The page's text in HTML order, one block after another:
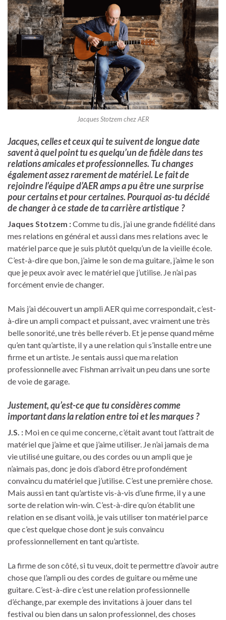
Jacques Stotzem chez AER
Jacques, celles et ceux qui te suivent de longue date
savent à quel point tu es quelqu’un de fidèle dans tes
relations amicales et professionnelles. Tu changes
également assez rarement de matériel. Le fait de
rejoindre l’équipe d’AER amps a pu être une surprise
pour certains et pour certaines. Pourquoi as-tu décidé
de changer à ce stade de ta carrière artistique ?
Jaques Stotzem :Comme tu dis, j’ai une grande fidélité dans
mes relations en général et aussi dans mes relations avec le
matériel parce que je suis plutôt quelqu’un de la vieille école.
C’est-à-dire que bon, j’aime le son de ma guitare, j’aime le son
que je peux avoir avec le matériel que j’utilise. Je n’ai pas
forcément envie de changer.
Mais j’ai découvert un ampli AER qui me correspondait, c’est-
à-dire un ampli compact et puissant, avec vraiment une très
belle sonorité, une très belle réverb. Et je pense quand même
qu’en tant qu’artiste, il y a une relation qui s’installe entre une
firme et un artiste. Je sentais aussi que ma relation
professionnelle avec Fishman arrivait un peu dans une sorte
de voie de garage.
Justement, qu’est-ce que tu considères comme
important dans la relation entre toi et les marques ?
J.S. : Moi en ce qui me concerne, c’était avant tout l’attrait de
matériel que j’aime et que j’aime utiliser. Je n’ai jamais de ma
vie utilisé une guitare, ou des cordes ou un ampli que je
n’aimais pas, donc je dois d’abord être profondément
convaincu du matériel que j’utilise. C’est une première chose.
Mais aussi en tant qu’artiste vis-à-vis d’une firme, il y a une
sorte de relation win-win. C’est-à-dire qu’on établit une
relation en se disant voilà, je vais utiliser ton matériel parce
que c’est quelque chose dont je suis convaincu
professionnellement en tant qu’artiste.
La firme de son côté, si tu veux, doit te permettre d’avoir autre
chose que l’ampli ou des cordes de guitare ou même une
guitare. C’est-à-dire c’est une relation professionnelle
d’échange, par exemple des invitations à jouer dans tel
festival ou bien dans un salon professionnel, des choses